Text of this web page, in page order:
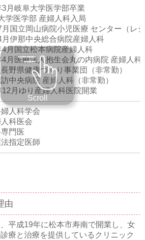
3月岐阜大学医学部卒業
学医学部 産婦人科入局
国立岡山病院小児医療 センター（レ
伊那中央総合病院産婦人科
月国立松本病院産婦人科
月医療法人抱生会丸の内病院 産婦人科
野県健康づくり事業団（非常勤）
中央病院 産婦人科（非常勤）
月ゆり産婦人科医院開業
人科学会
科医会
門医
指定医師
Scroll
由
平成19年に松本市寿南で開業し、女
療と治療を提供しているクリニック